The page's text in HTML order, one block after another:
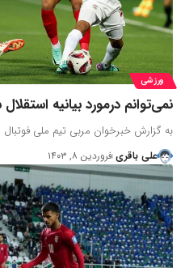
ورزشی
نمی‌توانم درمورد بیانیه
به گزارش خبرخوان مربی تیم ملی
علی باقری فروردین ۸, ۱۴۰۳